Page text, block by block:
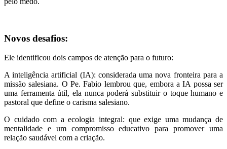
Novos desafios:
Ele identificou dois campos de atenção para o futuro:
A inteligência artificial (IA): considerada uma nova fronteira para a
missão salesiana. O Pe. Fabio lembrou que, embora a IA possa ser
uma ferramenta útil, ela nunca poderá substituir o toque humano e
pastoral que define o carisma salesiano.
O cuidado com a ecologia integral: que exige uma mudança de
mentalidade e um compromisso educativo para promover uma
relação saudável com a criação.